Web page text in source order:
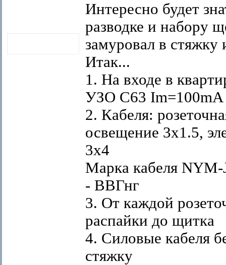
Интересно будет
разводке и набору
замуровал в
Итак...
1. На входе в
УЗО С63 Im=100mA
2. Кабеля:
освещение 3х1.5,
3х4
Марка кабеля
- ВВГнг
3. От каждой
распайки до щитка
4. Силовые кабеля
стяжку